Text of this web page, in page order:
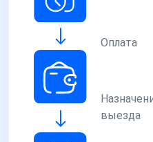
Оплата
выезда